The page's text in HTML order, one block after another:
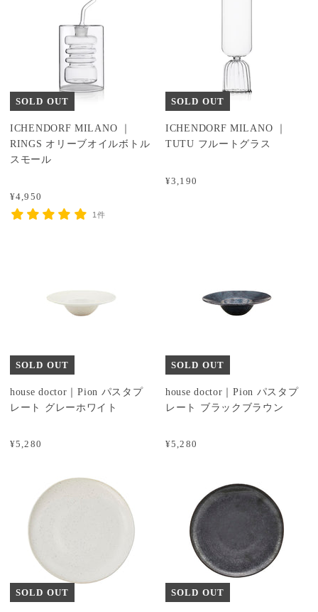
SOLD OUT
¥4,950
ICHENDORF MILANO ｜
RINGS オリーブオイルボトル
スモール
1件
SOLD OUT
¥3,190
ICHENDORF MILANO ｜
TUTU フルートグラス
SOLD OUT
¥5,280
house doctor｜Pion パスタプ
レート グレーホワイト
SOLD OUT
¥5,280
house doctor｜Pion パスタプ
レート ブラックブラウン
SOLD OUT SOLD OUT